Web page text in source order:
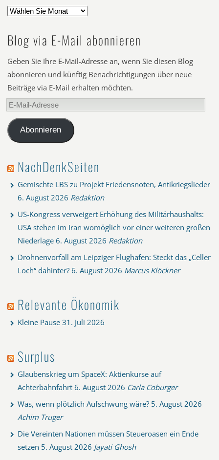
Blog via E-Mail abonnieren
Geben Sie Ihre E-Mail-Adresse an, wenn Sie diesen Blog
abonnieren und künftig Benachrichtigungen über neue
Beiträge via E-Mail erhalten möchten.
E-
Mail-
AdresseAbonnieren
NachDenkSeiten
Gemischte LBS zu Projekt Friedensnoten, Antikriegslieder
6. August 2026 Redaktion
US-Kongress verweigert Erhöhung des Militärhaushalts:
USA stehen im Iran womöglich vor einer weiteren großen
Niederlage 6. August 2026 Redaktion
Drohnenvorfall am Leipziger Flughafen: Steckt das „Celler
Loch“ dahinter? 6. August 2026 Marcus Klöckner
Relevante Ökonomik
Kleine Pause 31. Juli 2026
Surplus
Glaubenskrieg um SpaceX: Aktienkurse auf
Achterbahnfahrt 6. August 2026 Carla Coburger
Was, wenn plötzlich Aufschwung wäre? 5. August 2026
Achim Truger
Die Vereinten Nationen müssen Steueroasen ein Ende
setzen 5. August 2026 Jayati Ghosh